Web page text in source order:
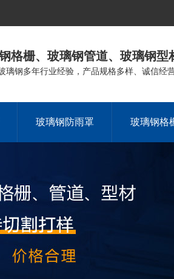
格栅、玻璃钢管道、玻璃钢型
钢多年行业经验，产品规格多样、诚信经
玻璃钢防雨罩 玻璃钢格